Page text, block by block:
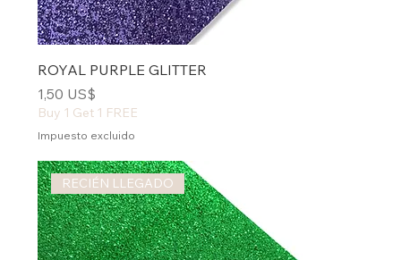
ROYAL PURPLE GLITTER
Precio
1,50 US$
Buy 1 Get 1 FREE
Impuesto excluido
RECIÉN LLEGADO